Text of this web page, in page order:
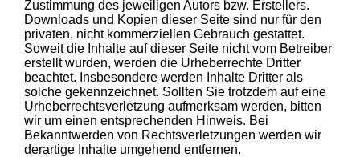
Zustimmung des jeweiligen Autors bzw. Erstellers.
Downloads und Kopien dieser Seite sind nur für den
privaten, nicht kommerziellen Gebrauch gestattet.
Soweit die Inhalte auf dieser Seite nicht vom Betreiber
erstellt wurden, werden die Urheberrechte Dritter
beachtet. Insbesondere werden Inhalte Dritter als
solche gekennzeichnet. Sollten Sie trotzdem auf eine
Urheberrechtsverletzung aufmerksam werden, bitten
wir um einen entsprechenden Hinweis. Bei
Bekanntwerden von Rechtsverletzungen werden wir
derartige Inhalte umgehend entfernen.